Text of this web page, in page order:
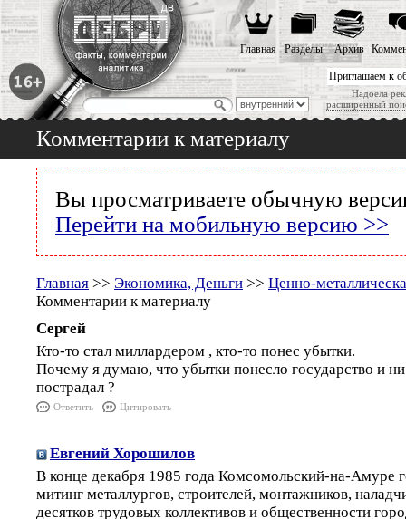
Приглашаем к
Надоела
расширенный
Главная Разделы Архив
Комментарии к материалу
Вы просматриваете обычную
Перейти на мобильную версию >>
Главная >> Экономика, Деньги >> Ценно-
Комментарии к материалу
Сергей
Кто-то стал миллардером , кто-то понес убытки.
Почему я думаю, что убытки понесло государство и
пострадал ?
Ответить Цитировать
Евгений Хорошилов
В конце декабря 1985 года Комсомольский-на-Амуре
митинг металлургов, строителей, монтажников,
десятков трудовых коллективов и общественности